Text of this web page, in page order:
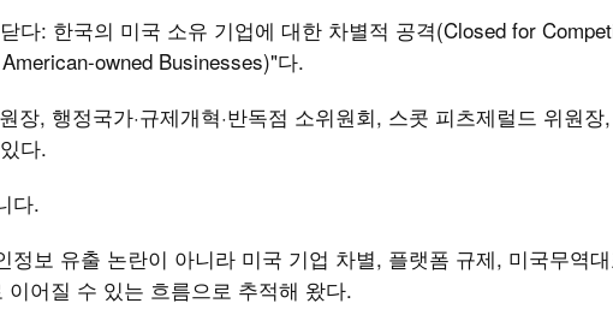
다: 한국의 미국 소유 기업에 대한 차별적 공격(Closed for
owned Businesses)"다.
장, 행정국가·규제개혁·반독점 소위원회, 스콧 피츠제럴드 위원장
다.
다.
정보 유출 논란이 아니라 미국 기업 차별, 플랫폼 규제, 미국무역
어질 수 있는 흐름으로 추적해 왔다.